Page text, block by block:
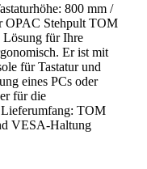
800 mm /
OPAC Stehpult TOM
Lösung für Ihre
Er ist mit
für Tastatur und
eines PCs oder
für die
TOM
VESA-Haltung